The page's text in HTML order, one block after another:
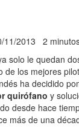
11/2013 2
solo le quedan
de los mejores
ha decidido
quirófano y
desde hace
más de una